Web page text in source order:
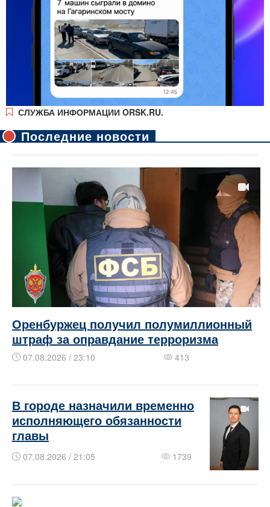
СЛУЖБА ИНФОРМАЦИИ ORSK.RU.
Последние новости
Оренбуржец получил полумиллионный
штраф за оправдание терроризма
07.08.2026 / 23:10 413
В городе назначили временно
исполняющего обязанности
главы
07.08.2026 / 21:05 1739